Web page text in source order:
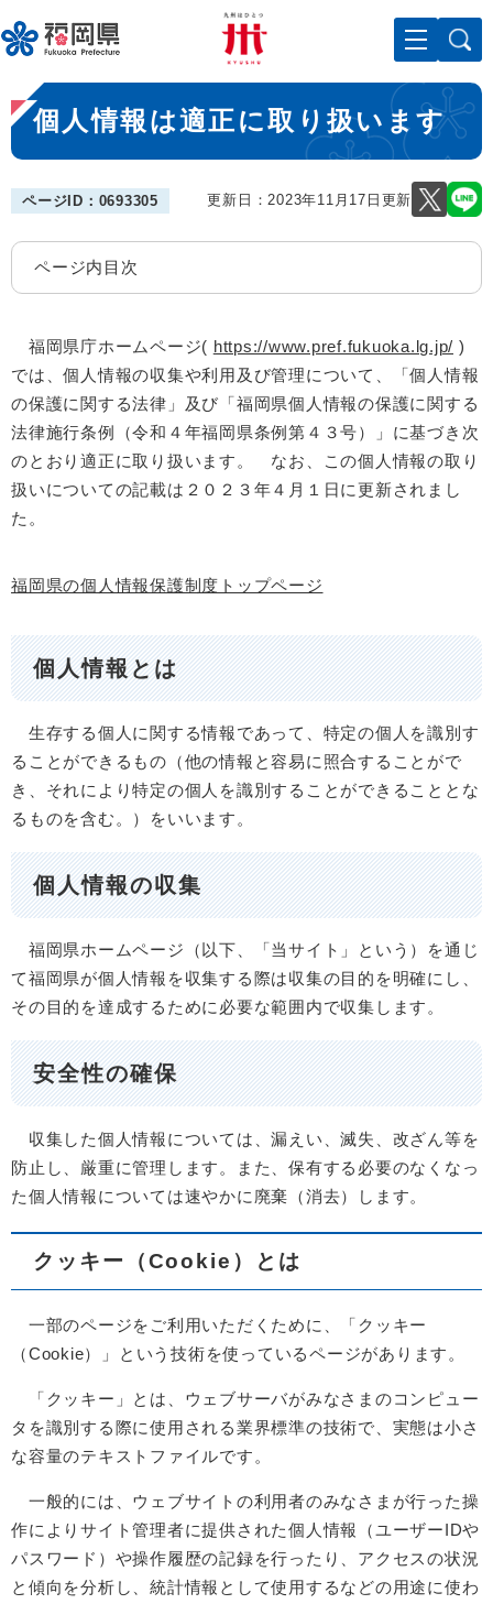
ー
ジ
先
頭
で
メニューを飛ばして本文へ
本
文
個人情報は適正に取り扱います
ページID：0693305 更新日：2023年11月17日更新
ページ内目次
福岡県庁ホームページ( https://www.pref.fukuoka.lg.jp/ )
では、個人情報の収集や利用及び管理について、「個人情報
の保護に関する法律」及び「福岡県個人情報の保護に関する
法律施行条例（令和４年福岡県条例第４３号）」に基づき次
のとおり適正に取り扱います。 なお、この個人情報の取り
扱いについての記載は２０２３年４月１日に更新されまし
た。
福岡県の個人情報保護制度トップページ
個人情報とは
生存する個人に関する情報であって、特定の個人を識別す
ることができるもの（他の情報と容易に照合することがで
き、それにより特定の個人を識別することができることとな
るものを含む。）をいいます。
個人情報の収集
福岡県ホームページ（以下、「当サイト」という）を通じ
て福岡県が個人情報を収集する際は収集の目的を明確にし、
その目的を達成するために必要な範囲内で収集します。
安全性の確保
収集した個人情報については、漏えい、滅失、改ざん等を
防止し、厳重に管理します。また、保有する必要のなくなっ
た個人情報については速やかに廃棄（消去）します。
クッキー（Cookie）とは
一部のページをご利用いただくために、「クッキー
（Cookie）」という技術を使っているページがあります。
「クッキー」とは、ウェブサーバがみなさまのコンピュー
タを識別する際に使用される業界標準の技術で、実態は小さ
な容量のテキストファイルです。
一般的には、ウェブサイトの利用者のみなさまが行った操
作によりサイト管理者に提供された個人情報（ユーザーIDや
パスワード）や操作履歴の記録を行ったり、アクセスの状況
と傾向を分析し、統計情報として使用するなどの用途に使わ